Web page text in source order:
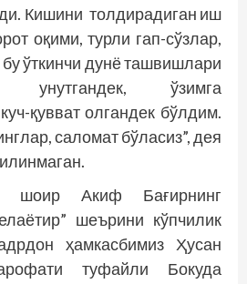
Кишини толдирадиган иш
оқими, турли гап-сўзлар,
ўткинчи дунё ташвишлари
унутгандек, ўзимга
қувват олгандек бўлдим.
саломат бўласиз”, дея
шоир Акиф Бағирнинг
шеърини кўпчилик
ҳамкасбимиз Ҳусан
туфайли Бокуда